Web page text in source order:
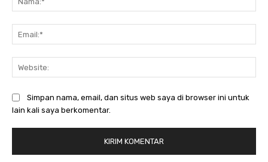
Simpan nama, email, dan situs web saya di browser ini untuk
lain kali saya berkomentar.